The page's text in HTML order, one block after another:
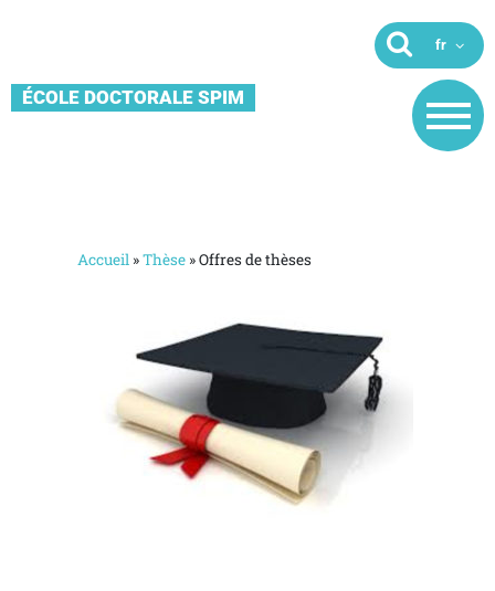
ÉCOLE DOCTORALE SPIM
Accueil »Thèse »Offres de thèses